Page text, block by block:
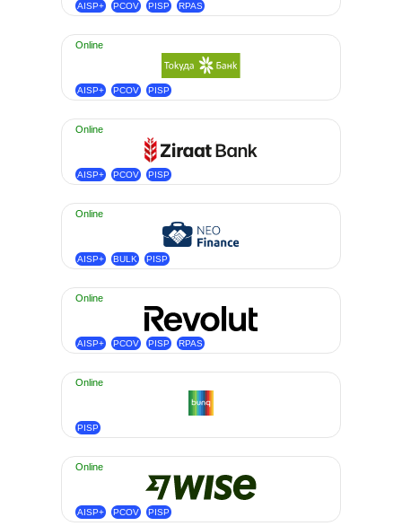
AISP+ PCOV PISP RPAS
Online
AISP+ PCOV PISP
Online
AISP+ PCOV PISP
Online
AISP+ BULK PISP
Online
AISP+ PCOV PISP RPAS
Online
PISP
Online
AISP+ PCOV PISP